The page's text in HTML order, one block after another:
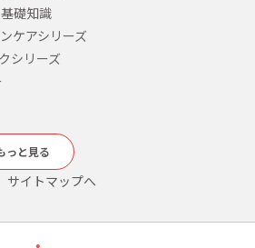
礎知識
ケアシリーズ
シリーズ
っと見る
サイトマップへ